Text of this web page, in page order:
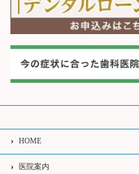
HOME
医院案内